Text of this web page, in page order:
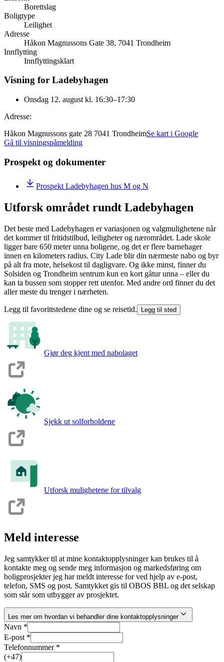
Borettslag
Boligtype
Leilighet
Adresse
Håkon Magnussons Gate 38, 7041 Trondheim
Innflytting
Innflyttingsklart
Visning for Ladebyhagen
Onsdag 12. august kl. 16:30–17:30
Adresse:
Håkon Magnussons gate 28 7041 TrondheimSe kart i Google
Gå til visningspåmelding
Prospekt og dokumenter
Prospekt Ladebyhagen hus M og N
Utforsk området rundt Ladebyhagen
Det beste med Ladebyhagen er variasjonen og valgmulighetene når
det kommer til fritidstilbud, leiligheter og nærområdet. Lade skole
ligger bare 650 meter unna boligene, og det er flere barnehager
innen en kilometers radius. City Lade blir din nærmeste nabo og byr
på alt fra mote, helsekost til dagligvare. Og ikke minst, finner du
Solsiden og Trondheim sentrum kun en kort gåtur unna – eller du
kan ta bussen som stopper rett utenfor. Med andre ord finner du det
aller meste du trenger i nærheten.
Legg til favorittstedene dine og se reisetid. Legg til sted
Gjør deg kjent med nabolaget
Sjekk ut solforholdene
Utforsk mulighetene for tilvalg
Meld interesse
Jeg samtykker til at mine kontaktopplysninger kan brukes til å
kontakte meg og sende meg informasjon og markedsføring om
boligprosjekter jeg har meldt interesse for ved hjelp av e-post,
telefon, SMS og post. Samtykket gis til OBOS BBL og det selskap
som står som utbygger av prosjektet.
Les mer om hvordan vi behandler dine kontaktopplysninger
Navn *
E-post *
Telefonnummer *
(+47)